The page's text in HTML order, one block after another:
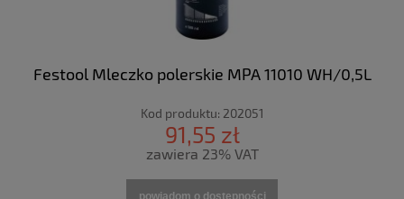
Festool Mleczko polerskie MPA 11010 WH/0,5L
Kod produktu: 202051
91,55 zł
zawiera 23% VAT
powiadom o dostępności